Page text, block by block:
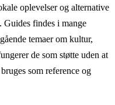
oplevelser og alternative
Guides findes i mange
temaer om kultur,
de som støtte uden at
som reference og